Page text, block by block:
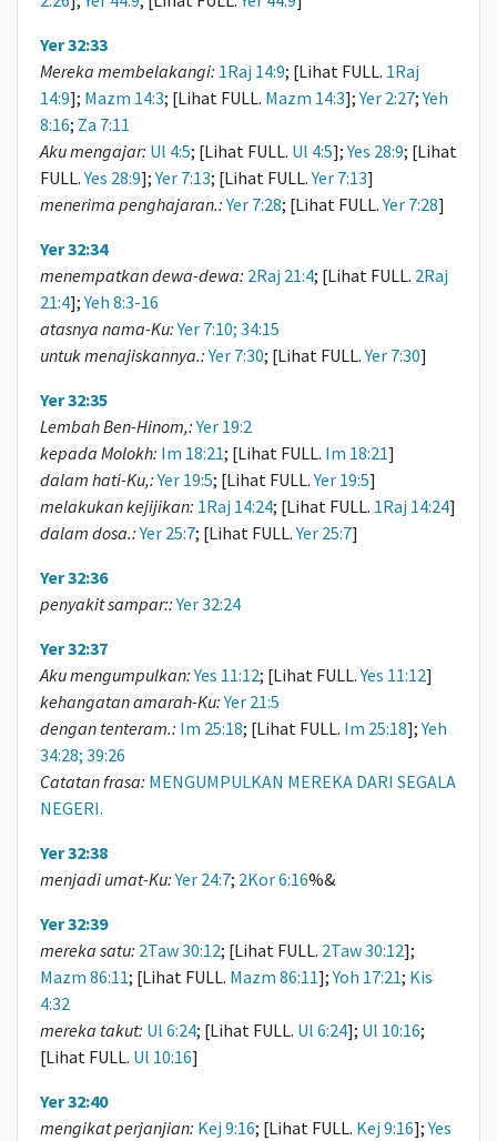
Yer 32:33
Mereka membelakangi: 1Raj 14:9; [Lihat FULL. 1Raj
14:9]; Mazm 14:3; [Lihat FULL. Mazm 14:3];Yer 2:27;Yeh
8:16; Za 7:11
Aku mengajar: Ul 4:5; [Lihat FULL. Ul 4:5];Yes 28:9; [Lihat
FULL.Yes 28:9];Yer 7:13; [Lihat FULL.Yer 7:13]
menerima penghajaran.: Yer 7:28; [Lihat FULL.Yer 7:28]
Yer 32:34
menempatkan dewa-dewa: 2Raj 21:4; [Lihat FULL. 2Raj
21:4];Yeh 8:3-16
atasnya nama-Ku: Yer 7:10; 34:15
untuk menajiskannya.: Yer 7:30; [Lihat FULL.Yer 7:30]
Yer 32:35
Lembah Ben-Hinom,: Yer 19:2
kepada Molokh: Im 18:21; [Lihat FULL. Im 18:21]
dalam hati-Ku,: Yer 19:5; [Lihat FULL.Yer 19:5]
melakukan kejijikan: 1Raj 14:24; [Lihat FULL. 1Raj 14:24]
dalam dosa.: Yer 25:7; [Lihat FULL.Yer 25:7]
Yer 32:36
penyakit sampar:: Yer 32:24
Yer 32:37
Aku mengumpulkan: Yes 11:12; [Lihat FULL.Yes 11:12]
kehangatan amarah-Ku: Yer 21:5
dengan tenteram.: Im 25:18; [Lihat FULL. Im 25:18];Yeh
34:28; 39:26
Catatan frasa: MENGUMPULKAN MEREKA DARI SEGALA
NEGERI.
Yer 32:38
menjadi umat-Ku: Yer 24:7; 2Kor 6:16%&
Yer 32:39
mereka satu: 2Taw 30:12; [Lihat FULL. 2Taw 30:12];
Mazm 86:11; [Lihat FULL. Mazm 86:11];Yoh 17:21; Kis
4:32
mereka takut: Ul 6:24; [Lihat FULL. Ul 6:24]; Ul 10:16;
[Lihat FULL. Ul 10:16]
Yer 32:40
mengikat perjanjian: Kej 9:16; [Lihat FULL. Kej 9:16];Yes